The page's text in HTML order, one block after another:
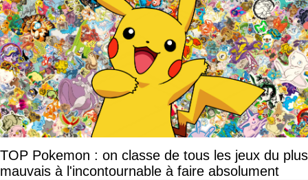
TOP Pokemon : on classe de tous les jeux du plus
mauvais à l'incontournable à faire absolument